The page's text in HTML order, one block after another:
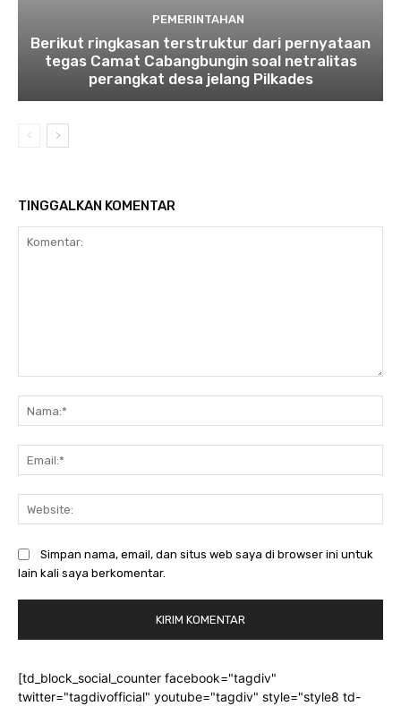
PEMERINTAHAN
Berikut ringkasan terstruktur dari pernyataan
tegas Camat Cabangbungin soal netralitas
perangkat desa jelang Pilkades
TINGGALKAN KOMENTAR
Simpan nama, email, dan situs web saya di browser ini untuk
lain kali saya berkomentar.
[td_block_social_counter facebook="tagdiv"
twitter="tagdivofficial" youtube="tagdiv" style="style8 td-